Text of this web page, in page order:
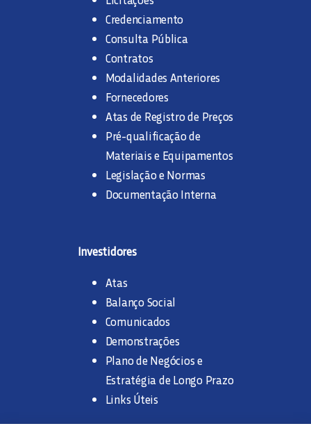
Credenciamento
Consulta Pública
Contratos
Modalidades Anteriores
Fornecedores
Atas de Registro de Preços
Pré-qualificação de
Materiais e Equipamentos
Legislação e Normas
Documentação Interna
Investidores
Atas
Balanço Social
Comunicados
Demonstrações
Plano de Negócios e
Estratégia de Longo Prazo
Links Úteis